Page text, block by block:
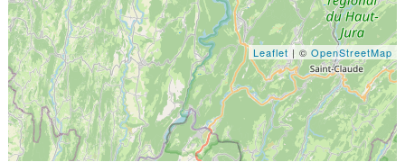
Leaflet | ©OpenStreetMap